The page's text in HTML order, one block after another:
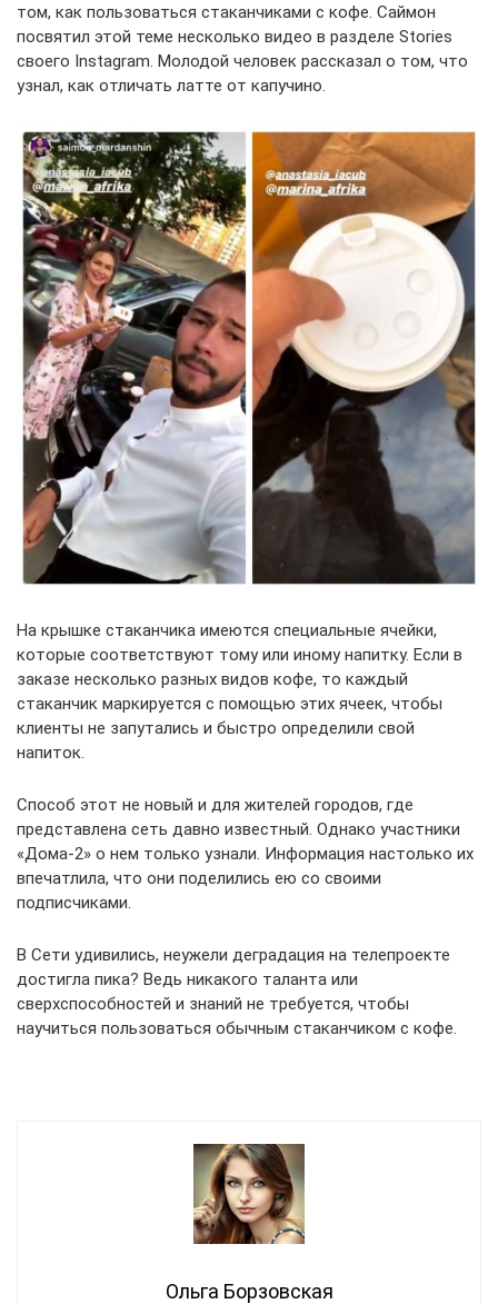
том, как пользоваться стаканчиками с кофе. Саймон
посвятил этой теме несколько видео в разделе Stories
своего Instagram. Молодой человек рассказал о том, что
узнал, как отличать латте от капучино.
На крышке стаканчика имеются специальные ячейки,
которые соответствуют тому или иному напитку. Если в
заказе несколько разных видов кофе, то каждый
стаканчик маркируется с помощью этих ячеек, чтобы
клиенты не запутались и быстро определили свой
напиток.
Способ этот не новый и для жителей городов, где
представлена сеть давно известный. Однако участники
«Дома-2» о нем только узнали. Информация настолько их
впечатлила, что они поделились ею со своими
подписчиками.
В Сети удивились, неужели деградация на телепроекте
достигла пика? Ведь никакого таланта или
сверхспособностей и знаний не требуется, чтобы
научиться пользоваться обычным стаканчиком с кофе.
Ольга Борзовская